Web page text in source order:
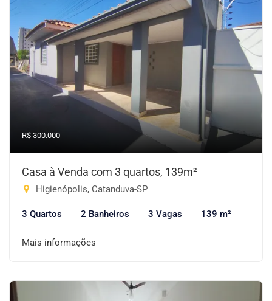
R$ 300.000
Casa à Venda com 3 quartos, 139m²
Higienópolis, Catanduva-SP
3 Quartos 2 Banheiros 3 Vagas 139 m²
Mais informações